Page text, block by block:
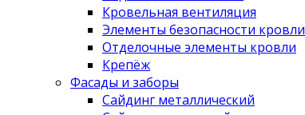
Кровельная вентиляция
Элементы безопасности кровли
Отделочные элементы кровли
Крепёж
Фасады и заборы
Сайдинг металлический